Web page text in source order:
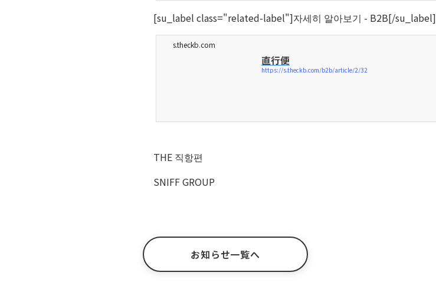
[su_label class="related-label"]자세히 알아보기 - B2B[/su_label]
s.theckb.com
直行便
https://s.theckb.com/b2b/article/2/32
THE 직항편
SNIFF GROUP
お知らせ一覧へ